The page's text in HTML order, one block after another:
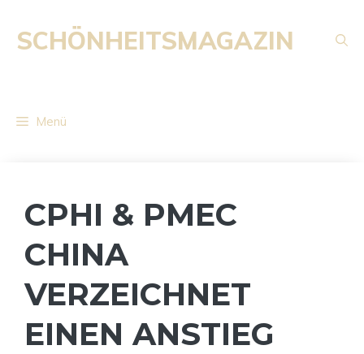
Inhalt
springen
SCHÖNHEITSMAGAZIN
Menü
CPHI & PMEC
CHINA
VERZEICHNET
EINEN ANSTIEG